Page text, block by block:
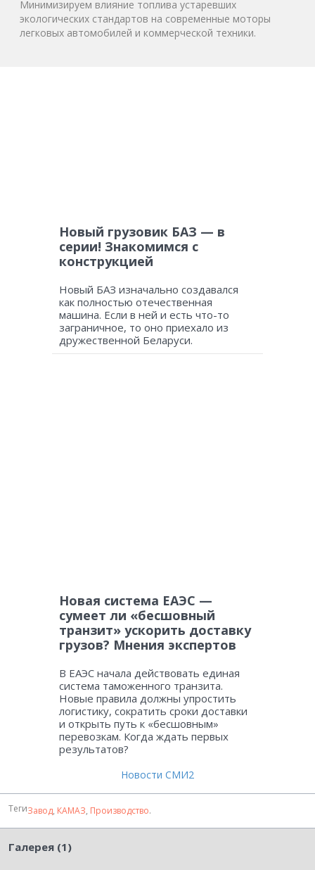
Минимизируем влияние топлива устаревших
экологических стандартов на современные моторы
легковых автомобилей и коммерческой техники.
Новый грузовик БАЗ — в
серии! Знакомимся с
конструкцией
Новый БАЗ изначально создавался
как полностью отечественная
машина. Если в ней и есть что-то
заграничное, то оно приехало из
дружественной Беларуси.
Новая система ЕАЭС —
сумеет ли «бесшовный
транзит» ускорить доставку
грузов? Мнения экспертов
В ЕАЭС начала действовать единая
система таможенного транзита.
Новые правила должны упростить
логистику, сократить сроки доставки
и открыть путь к «бесшовным»
перевозкам. Когда ждать первых
результатов?
Новости СМИ2
ТегиЗавод, КАМАЗ, Производство.
Галерея (1)